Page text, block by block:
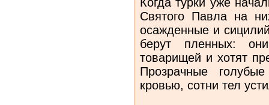
Святого Павла на
осажденные и
берут пленных:
товарищей и хотят
Прозрачные
кровью, сотни тел